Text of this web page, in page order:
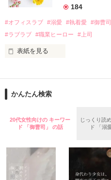
夏木美桜(なつきみお)
鳴海哲平 (なるみてっぺい)
2026.6.5～2026.7.25
＊以前、公開していた話の改稿
なぜか恭司から飼い猫の世話
の関係となってしまい――？
184
#オフィスラブ #溺愛 #執着愛 #御曹司
#ラブラブ #職業ヒーロー #上司
表紙を見る
ションの企画戦略室で働いてい
めた、同期で恋人の石垣守（26
いた。
守と由羅から『便利屋雛子』
た上、同居まで提案してきて──
鷹哉『宜しくな、俺の雛子』🦅
かんたん検索
20代女性向けの キーワー
ド 「御曹司」 の話
じっくり読
ド 「溺